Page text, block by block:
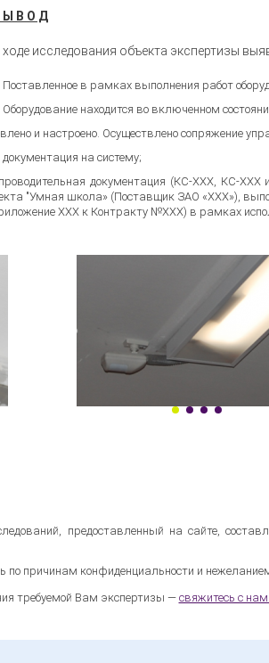
Ы В О Д
ходе исследования объекта экспертизы
Поставленное в рамках выполнения работ
Оборудование находится во включенном
и настроено. Осуществлено сопряжение
на систему;
документация (КС-ХХХ, КС-
"Умная школа» (Поставщик ЗАО «ХХХ»),
ХХХ к Контракту №ХХХ) в рамках
предоставленный на сайте,
причинам конфиденциальности и
требуемой Вам экспертизы — свяжитесь с